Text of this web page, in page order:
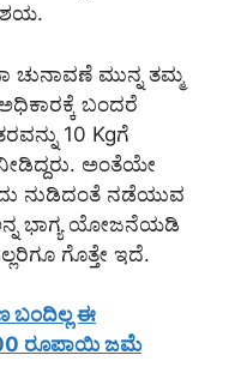
ಮುನ್ನ ತಮ್ಮ
ಬಂದರೆ
10 Kgಗೆ
ಅಂತೆಯೇ
ನುಡಿದಂತೆ ನಡೆಯುವ
ಭಾಗ್ಯ ಯೋಜನೆಯಡಿ
ಗೊತ್ತೇ ಇದೆ.
ಬಂದಿಲ್ಲ ಈ
ರೂಪಾಯಿ ಜಮೆ